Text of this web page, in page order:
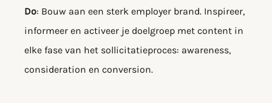
Do: Bouw aan een sterk employer brand. Inspireer,
informeer en activeer je doelgroep met content in
elke fase van het sollicitatieproces: awareness,
consideration en conversion.